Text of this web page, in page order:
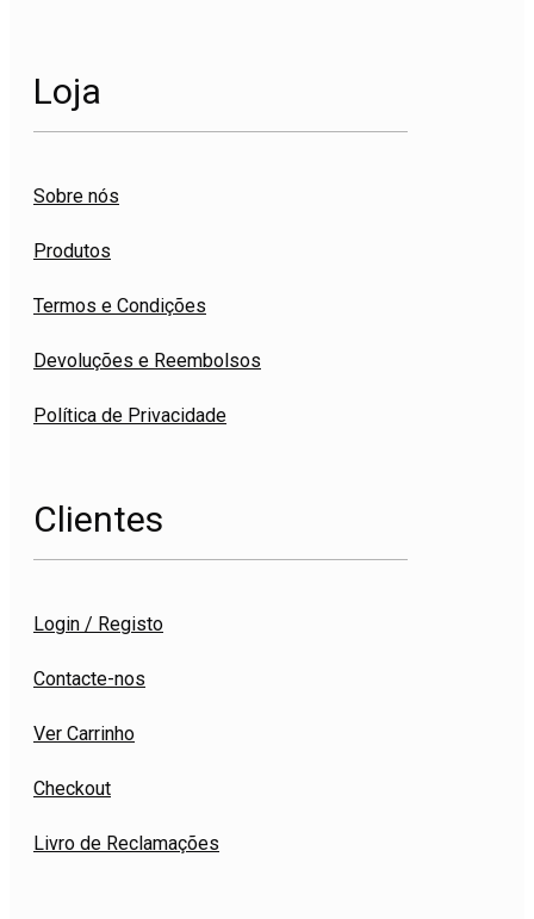
Loja
Sobre nós
Produtos
Termos e Condições
Devoluções e Reembolsos
Política de Privacidade
Clientes
Login / Registo
Contacte-nos
Ver Carrinho
Checkout
Livro de Reclamações